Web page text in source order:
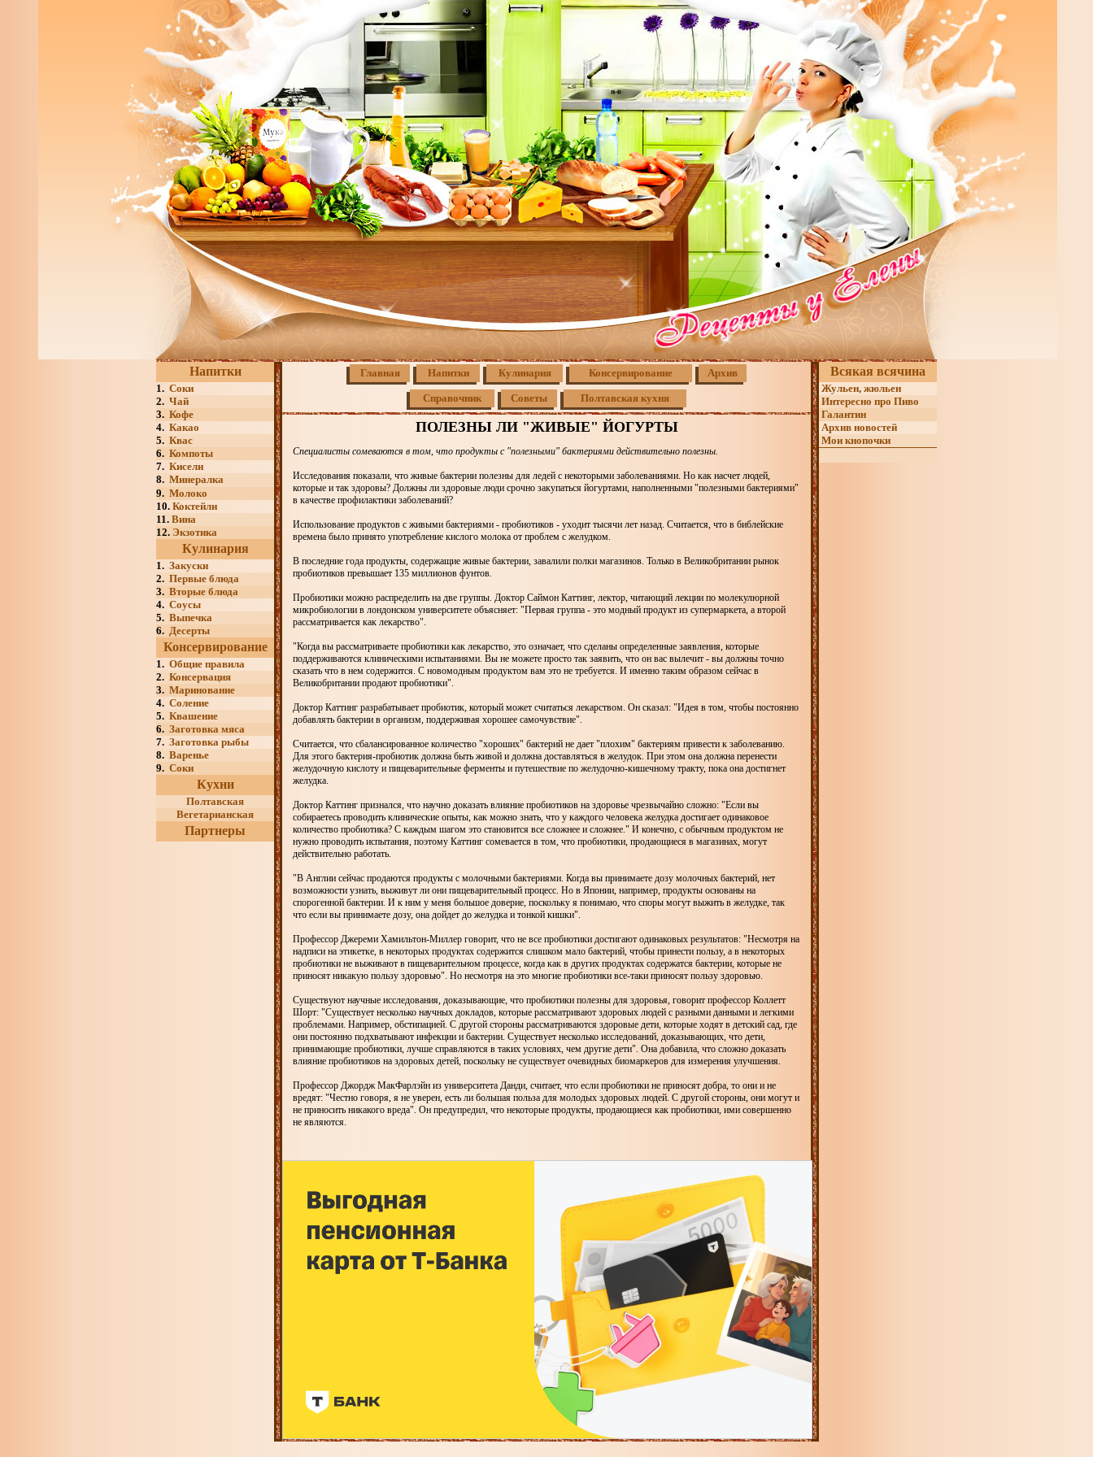
Напитки
1. Соки
2. Чай
3. Кофе
4. Какао
5. Квас
6. Компоты
7. Кисели
8. Минералка
9. Молоко
10. Коктейли
11. Вина
12. Экзотика
Кулинария
1. Закуски
2. Первые блюда
3. Вторые блюда
4. Соусы
5. Выпечка
6. Десерты
Консервирование
1. Общие правила
2. Консервация
3. Маринование
4. Соление
5. Квашение
6. Заготовка мяса
7. Заготовка рыбы
8. Варенье
9. Соки
Кухни
Полтавская
Вегетарианская
Партнеры
Главная Напитки Кулинария Консервирование Архив
Справочник Советы Полтавская кухня
ПОЛЕЗНЫ ЛИ "ЖИВЫЕ" ЙОГУРТЫ
Специалисты сомеваются в том, что продукты с "полезными" бактериями действительно полезны.
Исследования показали, что живые бактерии полезны для ледей с некоторыми заболеваниями. Но как насчет людей,
которые и так здоровы? Должны ли здоровые люди срочно закупаться йогуртами, наполненными "полезными бактериями"
в качестве профилактики заболеваний?
Использование продуктов с живыми бактериями - пробиотиков - уходит тысячи лет назад. Считается, что в библейские
времена было принято употребление кислого молока от проблем с желудком.
В последние года продукты, содержащие живые бактерии, завалили полки магазинов. Только в Великобритании рынок
пробиотиков превышает 135 миллионов фунтов.
Пробиотики можно распределить на две группы. Доктор Саймон Каттинг, лектор, читающий лекции по молекулюрной
микробиологии в лондонском университете объясняет: "Первая группа - это модный продукт из супермаркета, а второй
рассматривается как лекарство".
"Когда вы рассматриваете пробиотики как лекарство, это означает, что сделаны определенные заявления, которые
поддерживаются клиническими испытаниями. Вы не можете просто так заявить, что он вас вылечит - вы должны точно
сказать что в нем содержится. С новомодным продуктом вам это не требуется. И именно таким образом сейчас в
Великобритании продают пробиотики".
Доктор Каттинг разрабатывает пробиотик, который может считаться лекарством. Он сказал: "Идея в том, чтобы постоянно
добавлять бактерии в организм, поддерживая хорошее самочувствие".
Считается, что сбалансированное количество "хороших" бактерий не дает "плохим" бактериям привести к заболеванию.
Для этого бактерия-пробиотик должна быть живой и должна доставляться в желудок. При этом она должна перенести
желудочную кислоту и пищеварительные ферменты и путешествие по желудочно-кишечному тракту, пока она достигнет
желудка.
Доктор Каттинг признался, что научно доказать влияние пробиотиков на здоровье чрезвычайно сложно: "Если вы
собираетесь проводить клинические опыты, как можно знать, что у каждого человека желудка достигает одинаковое
количество пробиотика? С каждым шагом это становится все сложнее и сложнее." И конечно, с обычным продуктом не
нужно проводить испытания, поэтому Каттинг сомевается в том, что пробиотики, продающиеся в магазинах, могут
действительно работать.
"В Англии сейчас продаются продукты с молочными бактериями. Когда вы принимаете дозу молочных бактерий, нет
возможности узнать, выживут ли они пищеварительный процесс. Но в Японии, например, продукты основаны на
спорогенной бактерии. И к ним у меня большое доверие, поскольку я понимаю, что споры могут выжить в желудке, так
что если вы принимаете дозу, она дойдет до желудка и тонкой кишки".
Профессор Джереми Хамильтон-Миллер говорит, что не все пробиотики достигают одинаковых результатов: "Несмотря на
надписи на этикетке, в некоторых продуктах содержится слишком мало бактерий, чтобы принести пользу, а в некоторых
пробиотики не выживают в пищеварительном процессе, когда как в других продуктах содержатся бактерии, которые не
приносят никакую пользу здоровью". Но несмотря на это многие пробиотики все-таки приносят пользу здоровью.
Существуют научные исследования, доказывающие, что пробиотики полезны для здоровья, говорит профессор Коллетт
Шорт: "Существует несколько научных докладов, которые рассматривают здоровых людей с разными данными и легкими
проблемами. Например, обстипацией. С другой стороны рассматриваются здоровые дети, которые ходят в детский сад, где
они постоянно подхватывают инфекции и бактерии. Существует несколько исследований, доказывающих, что дети,
принимающие пробиотики, лучше справляются в таких условиях, чем другие дети". Она добавила, что сложно доказать
влияние пробиотиков на здоровых детей, поскольку не существует очевидных биомаркеров для измерения улучшения.
Профессор Джордж МакФарлэйн из университета Данди, считает, что если пробиотики не приносят добра, то они и не
вредят: "Честно говоря, я не уверен, есть ли большая польза для молодых здоровых людей. С другой стороны, они могут и
не приносить никакого вреда". Он предупредил, что некоторые продукты, продающиеся как пробиотики, ими совершенно
не являются.
Всякая всячина
Жульен, жюльен
Интересно про Пиво
Галантин
Архив новостей
Мои кнопочки